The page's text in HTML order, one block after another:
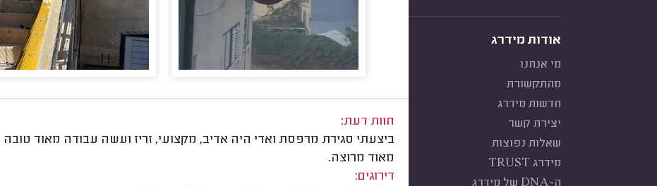
אודות מידרג
מי אנחנו
מהתקשורת
חדשות מידרג
יצירת קשר
שאלות נפוצות
מידרג TRUST
ה-DNA של מידרג
חוות דעת:
ביצעתי סגירת מרפסת ואדי היה אדיב, מקצועי, זריז ועשה עבודה מאוד טובה
מאוד מרוצה.
דירוגים: